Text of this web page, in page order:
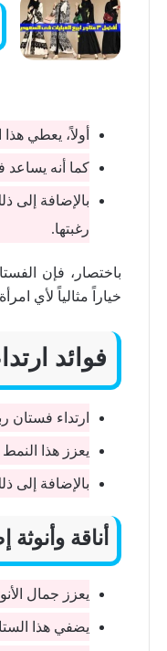
أولاً، يعطي
كما أنه يساعد
بالإضافة إلى
رغبتها.
باختصار، فإن
خياراً مثالياً لأي
فوائد
ارتداء فستان
يعزز هذا
بالإضافة إلى
أناقة وأنوثة
يعزز جمال
يضفي هذا